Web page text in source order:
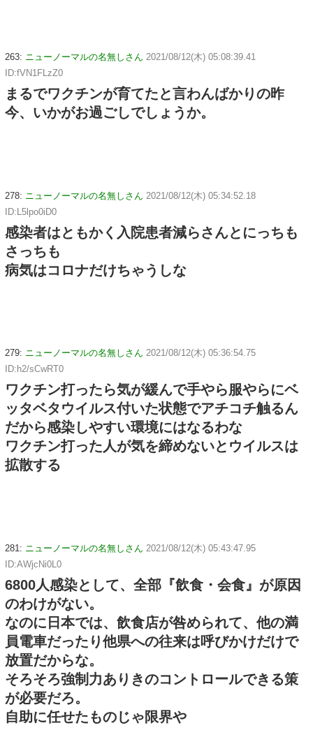
263: ニューノーマルの名無しさん 2021/08/12(木) 05:08:39.41
ID:fVN1FLzZ0
まるでワクチンが育てたと言わんばかりの昨
今、いかがお過ごしでしょうか。
278: ニューノーマルの名無しさん 2021/08/12(木) 05:34:52.18
ID:L5lpo0iD0
感染者はともかく入院患者減らさんとにっちも
さっちも
病気はコロナだけちゃうしな
279: ニューノーマルの名無しさん 2021/08/12(木) 05:36:54.75
ID:h2/sCwRT0
ワクチン打ったら気が緩んで手やら服やらにベ
ッタベタウイルス付いた状態でアチコチ触るん
だから感染しやすい環境にはなるわな
ワクチン打った人が気を締めないとウイルスは
拡散する
281: ニューノーマルの名無しさん 2021/08/12(木) 05:43:47.95
ID:AWjcNi0L0
6800人感染として、全部『飲食・会食』が原因
のわけがない。
なのに日本では、飲食店が咎められて、他の満
員電車だったり他県への往来は呼びかけだけで
放置だからな。
そろそろ強制力ありきのコントロールできる策
が必要だろ。
自助に任せたものじゃ限界や